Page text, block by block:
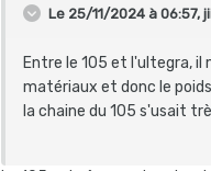
Le 25/11/2024 à 06:57,
Entre le 105 et l'ultegra,
matériaux et donc le
la chaine du 105 s'usait